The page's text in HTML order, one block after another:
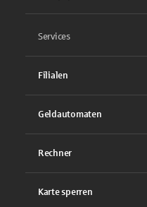
Services
Filialen
Geldautomaten
Rechner
Karte sperren